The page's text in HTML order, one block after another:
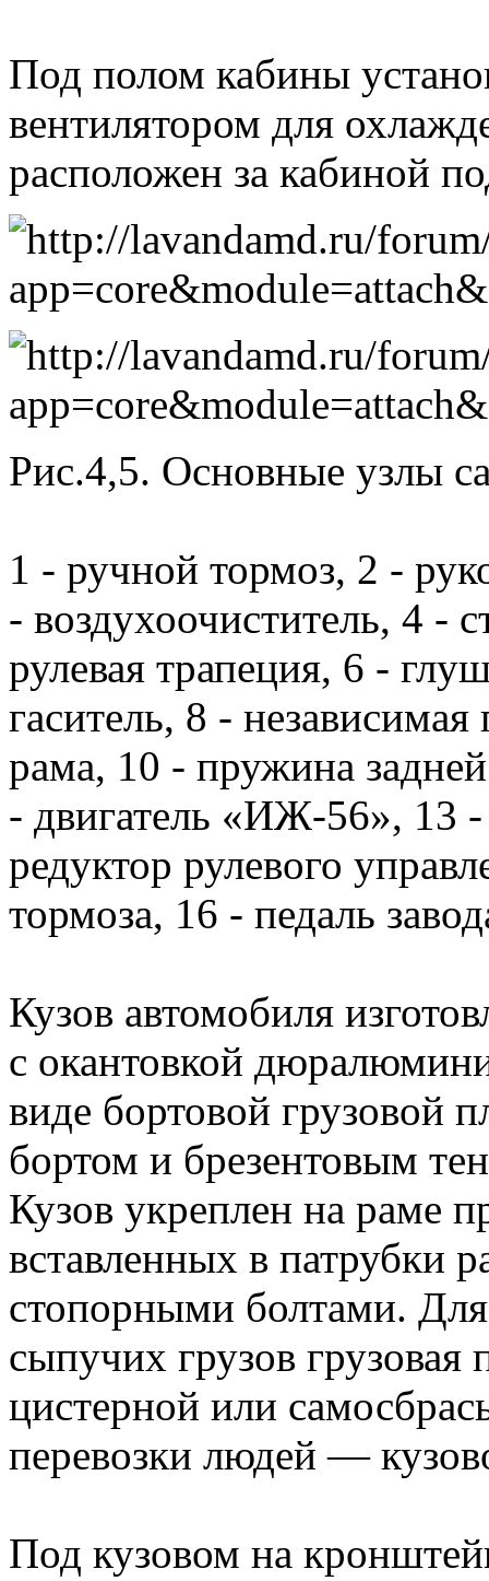
Под полом кабины
вентилятором для
расположен за кабиной
Рис.4,5. Основные узлы
1 - ручной тормоз, 2 -
- воздухоочиститель, 4 -
рулевая трапеция, 6 -
гаситель, 8 -
рама, 10 - пружина
- двигатель «ИЖ-56», 13 -
редуктор рулевого
тормоза, 16 - педаль
Кузов автомобиля
с окантовкой
виде бортовой грузовой
бортом и брезентовым
Кузов укреплен на раме
вставленных в патрубки
стопорными болтами.
сыпучих грузов
цистерной или
перевозки людей —
Под кузовом на